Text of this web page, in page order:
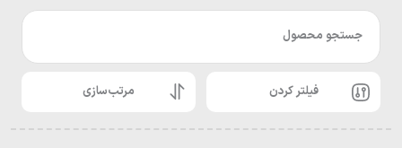
جستجو محصول
فیلتر کردن مرتب‌سازی